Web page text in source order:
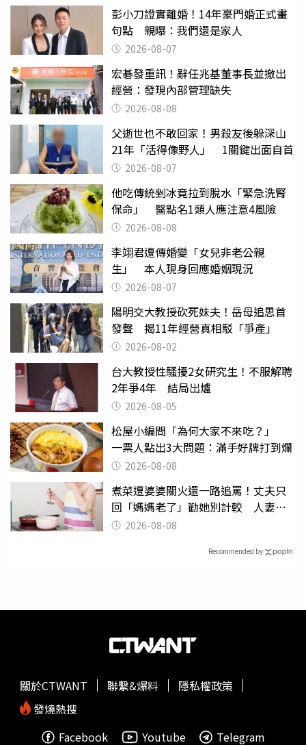
彭小刀證實離婚！14年豪門婚正式畫
句點 親曝：我們還是家人
2026-08-07
宏碁發重訊！辭任兆基董事長並撤出
經營：發現內部管理缺失
2026-08-08
父逝世也不敢回家！男殺友後躲深山
21年「活得像野人」 1關鍵出面自首
2026-08-07
他吃傳統剉冰竟拉到脫水「緊急洗腎
保命」 醫點名1類人應注意4風險
2026-08-08
李翊君遭傳婚變「女兒非老公親
生」 本人現身回應婚姻現況
2026-08-07
陽明交大教授砍死妹夫！岳母追思首
發聲 揭11年經營真相駁「爭產」
2026-08-02
台大教授性騷擾2女研究生！不服解聘
2年爭4年 結局出爐
2026-08-05
松屋小編問「為何大家不來吃？」
一票人點出3大問題：滿手好牌打到爛
2026-08-08
煮菜遭婆婆關火還一路追罵！丈夫只
回「媽媽老了」勸她別計較 人妻超
崩潰：我像台傭
2026-08-08
Recommended by
關於CTWANT 聯繫&爆料
隱私權政策
發燒熱搜
Facebook
Youtube Telegram